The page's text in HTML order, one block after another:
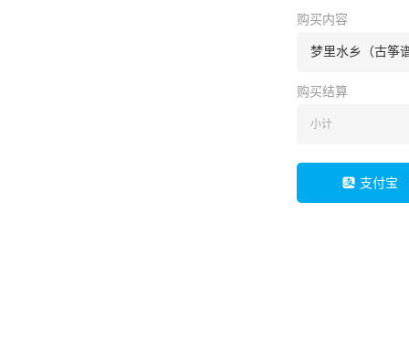
购买内容
梦里水乡（古筝
购买结算
小计
支付宝